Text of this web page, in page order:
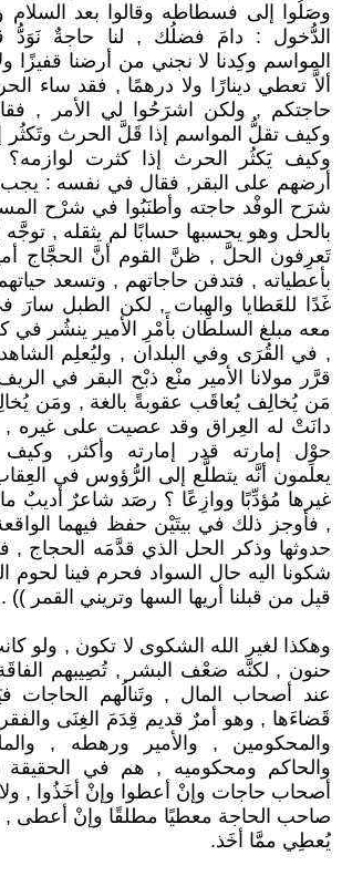
وصَلُوا إلى فسطاطه وقالوا بعد السلام
الدُّخول : دامَ فضلُك , لنا حاجةٌ نَوَدُّ
المواسم وكِدنا لا نجني من أرضنا قفيزًا
ألاَّ تعطي دينارًا ولا درهمًا , فقد ساء
حاجتكم , ولكن اشرَحُوا لي الأمر ,
وكيف تقلُّ المواسم إذا قَلَّ الحرث وتَكثُر
وكيف يَكثُر الحرث إذا كثرت لوازمه؟
أرضهم على البقر, فقال في نفسه : يجب
شرَح الوفْد حاجته وأطنَبُوا في شرْح
بالحل وهو يحسبها حسابًا لم يثقله , توجَّه
تَعرِفون الحلَّ , ظنَّ القوم أنَّ الحجَّاج
بأعطياته , فتدفن حاجاتهم , وتسعد
غَدًا للعَطايا والهِبات , لكن الطبل سارَ
معه مبلغ السلطان بأَمْرِ الأمير ينشُر في
, في القُرَى وفي البلدان , وليُعلِم
قرَّر مولانا الأمير منْع ذبْح البقر في
مَن يُخالِف يُعاقَب عقوبةً بالغة , ومَن
دانَتْ له العِراق وقد عصيت على غيره ,
حوْل إمارته قدر إمارته وأكثر, وكيف
يعلَمون أنَّه يتطلَّع إلى الرُّؤوس في
غيرها مُؤدِّبًا ووازِعًا ؟ رصَد شاعرٌ أديبٌ
, فأوجز ذلك في بيتَيْن حفظ فيهما
حدوثها وذكر الحل الذي قدَّمَه الحجاج ,
شكونا اليه حال السواد فحرم فينا لحوم
قيل من قبلنا أريها السها وتريني القمر )) .
وهكذا لغير الله الشكوى لا تكون , ولو
حنون , لكنَّه ضعْف البشر , تُصِيبهم
عند أصحاب المال , وتَنالُهم الحاجات
قَضاءَها , وهو أمرٌ قديم قِدَمَ الغِنَى
والمحكومين , والأمير ورهطه ,
والحاكم ومحكوميه , هم في
أصحاب حاجات وإنْ أعطوا وإنْ أخَذُوا ,
صاحب الحاجة معطيًا مطلقًا وإنْ أعطى
يُعطِي ممَّا أخَذ.